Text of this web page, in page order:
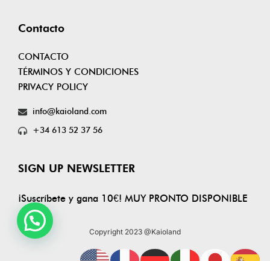
SIGN UP NEWSLETTER
¡Suscríbete y gana 10€! MUY PRONTO DISPONIBLE
Contacto
CONTACTO
TÉRMINOS Y CONDICIONES
PRIVACY POLICY
info@kaioland.com
+34 613 52 37 56
Copyright 2023 @Kaioland